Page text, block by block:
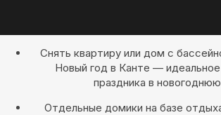
Снять квартиру или дом с
Новый год в Канте —
праздника в
Отдельные домики на базе